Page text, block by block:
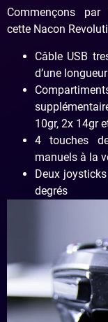
Commençons
cette Nacon
Câble USB
d’une
10gr, 2x 14gr
4 touches
manuels à la
Deux
degrés